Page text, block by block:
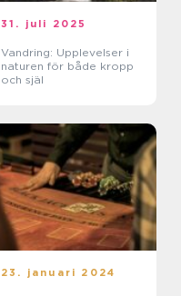
31. juli 2025
Vandring: Upplevelser i
naturen för både kropp
och själ
23. januari 2024